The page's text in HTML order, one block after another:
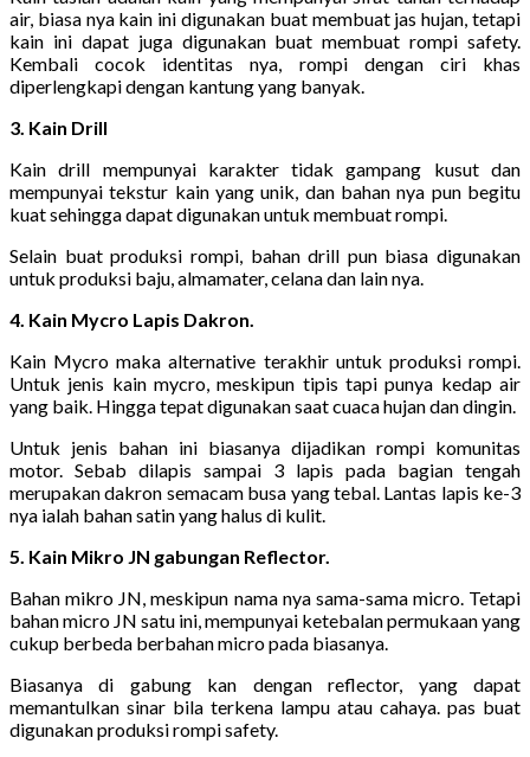
air, biasa nya kain ini digunakan buat membuat jas hujan, tetapi
kain ini dapat juga digunakan buat membuat rompi safety.
Kembali cocok identitas nya, rompi dengan ciri khas
diperlengkapi dengan kantung yang banyak.
3. Kain Drill
Kain drill mempunyai karakter tidak gampang kusut dan
mempunyai tekstur kain yang unik, dan bahan nya pun begitu
kuat sehingga dapat digunakan untuk membuat rompi.
Selain buat produksi rompi, bahan drill pun biasa digunakan
untuk produksi baju, almamater, celana dan lain nya.
4. Kain Mycro Lapis Dakron.
Kain Mycro maka alternative terakhir untuk produksi rompi.
Untuk jenis kain mycro, meskipun tipis tapi punya kedap air
yang baik. Hingga tepat digunakan saat cuaca hujan dan dingin.
Untuk jenis bahan ini biasanya dijadikan rompi komunitas
motor. Sebab dilapis sampai 3 lapis pada bagian tengah
merupakan dakron semacam busa yang tebal. Lantas lapis ke-3
nya ialah bahan satin yang halus di kulit.
5. Kain Mikro JN gabungan Reflector.
Bahan mikro JN, meskipun nama nya sama-sama micro. Tetapi
bahan micro JN satu ini, mempunyai ketebalan permukaan yang
cukup berbeda berbahan micro pada biasanya.
Biasanya di gabung kan dengan reflector, yang dapat
memantulkan sinar bila terkena lampu atau cahaya. pas buat
digunakan produksi rompi safety.